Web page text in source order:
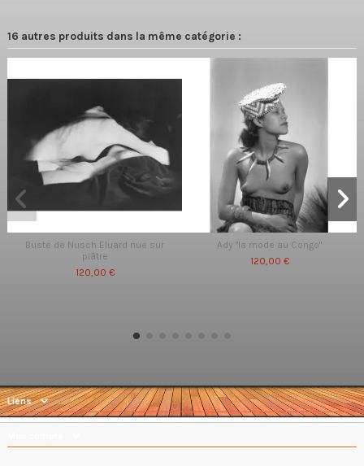
16 autres produits dans la même catégorie :
Buste de Nusch Eluard nue sur
plâtre
120,00 €
Ady "la mode au Congo"
120,00 €
Liens